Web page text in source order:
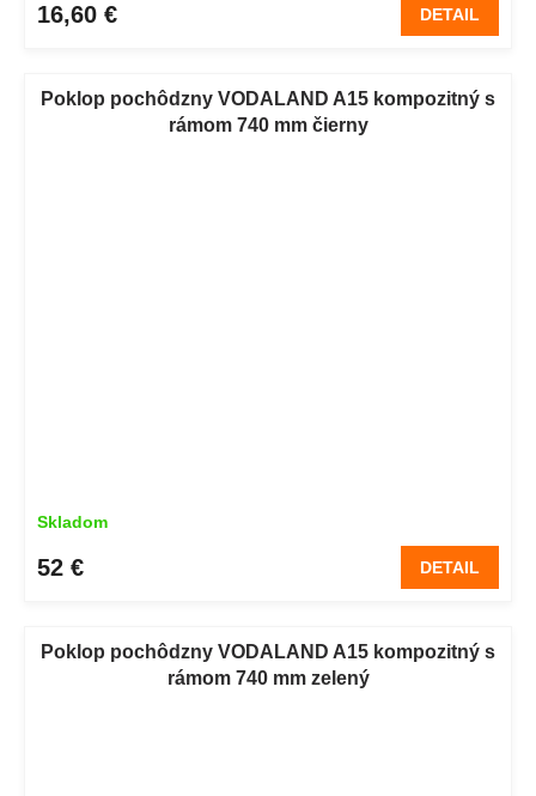
16,60 € DETAIL
Poklop pochôdzny VODALAND A15 kompozitný s
rámom 740 mm čierny
Skladom
52 € DETAIL
Poklop pochôdzny VODALAND A15 kompozitný s
rámom 740 mm zelený